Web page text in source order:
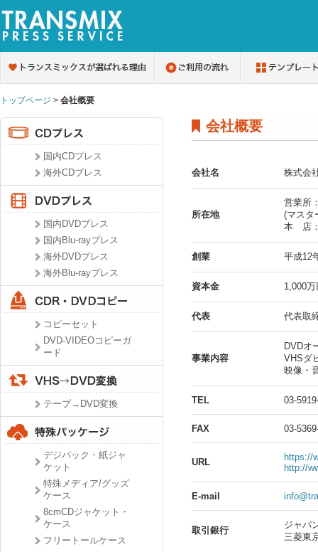
トップページ > 会社概要
国内CDプレス
海外CDプレス
国内DVDプレス
国内Blu-rayプレス
海外DVDプレス
海外Blu-rayプレス
コピーセット
DVD-VIDEOコピーガ
ード
テープ→DVD変換
デジパック・紙ジャ
ケット
特殊メディア/グッズ
ケース
8cmCDジャケット・
ケース
フリートールケース
会社概要
会社名 株式会
所在地
営業所
(マスタ
本 店：
創業 平成12
資本金 1,000万
代表 代表
事業内容
DVDオ
VHSダ
映像・
TEL 03-
FAX 03-
URL
https://
http://
E-mail
取引銀行
ジャパ
三菱東